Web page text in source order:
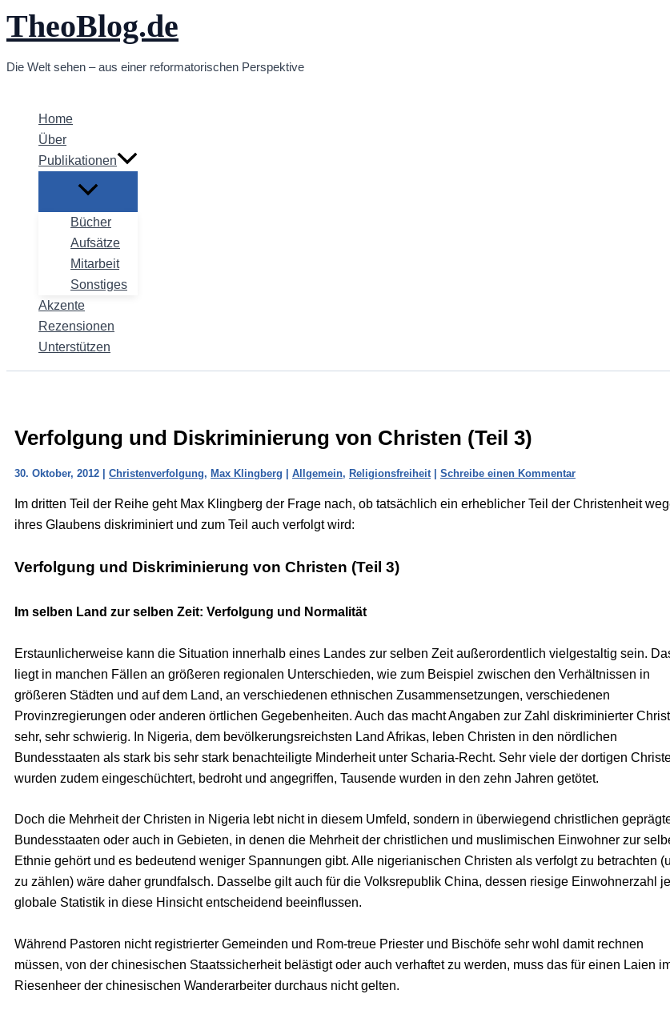
Zum
Inhalt
TheoBlog.de
Die Welt sehen – aus einer reformatorischen Perspektive
Home
Über
Publikationen
Bücher
Aufsätze
Mitarbeit
Sonstiges
Akzente
Rezensionen
Unterstützen
Verfolgung und Diskriminierung von Christen (Teil 3)
30. Oktober, 2012 | Christenverfolgung, Max Klingberg | Allgemein, Religionsfreiheit | Schreibe einen Kommentar
Im dritten Teil der Reihe geht Max Klingberg der Frage nach, ob tatsächlich ein erheblicher Teil der Christenheit
ihres Glaubens diskriminiert und zum Teil auch verfolgt wird:
Verfolgung und Diskriminierung von Christen (Teil 3)
Im selben Land zur selben Zeit: Verfolgung und Normalität
Erstaunlicherweise kann die Situation innerhalb eines Landes zur selben Zeit außerordentlich vielgestaltig sein.
liegt in manchen Fällen an größeren regionalen Unterschieden, wie zum Beispiel zwischen den Verhältnissen in
größeren Städten und auf dem Land, an verschiedenen ethnischen Zusammensetzungen, verschiedenen
Provinzregierungen oder anderen örtlichen Gegebenheiten. Auch das macht Angaben zur Zahl diskriminierter
sehr, sehr schwierig. In Nigeria, dem bevölkerungsreichsten Land Afrikas, leben Christen in den nördlichen
Bundesstaaten als stark bis sehr stark benachteiligte Minderheit unter Scharia-Recht. Sehr viele der dortigen
wurden zudem eingeschüchtert, bedroht und angegriffen, Tausende wurden in den zehn Jahren getötet.
Doch die Mehrheit der Christen in Nigeria lebt nicht in diesem Umfeld, sondern in überwiegend christlichen
Bundesstaaten oder auch in Gebieten, in denen die Mehrheit der christlichen und muslimischen Einwohner zur
Ethnie gehört und es bedeutend weniger Spannungen gibt. Alle nigerianischen Christen als verfolgt zu betrachten
zu zählen) wäre daher grundfalsch. Dasselbe gilt auch für die Volksrepublik China, dessen riesige Einwohnerzahl
globale Statistik in diese Hinsicht entscheidend beeinflussen.
Während Pastoren nicht registrierter Gemeinden und Rom-treue Priester und Bischöfe sehr wohl damit rechnen
müssen, von der chinesischen Staatssicherheit belästigt oder auch verhaftet zu werden, muss das für einen Laien
Riesenheer der chinesischen Wanderarbeiter durchaus nicht gelten.